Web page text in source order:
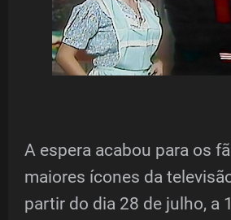
A espera acabou para os
maiores ícones da
partir do dia 28 de julho, a